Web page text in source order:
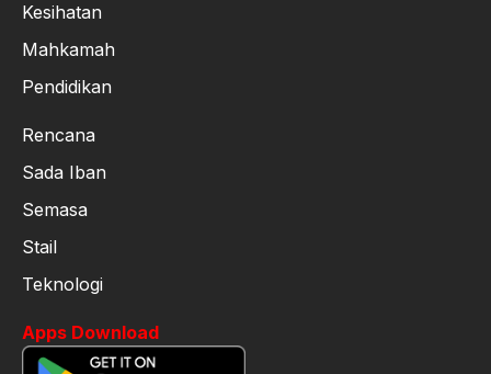
Kesihatan
Mahkamah
Pendidikan
Rencana
Sada Iban
Semasa
Stail
Teknologi
Apps Download